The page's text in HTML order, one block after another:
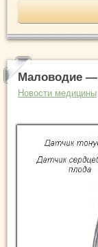
Маловодие
Новости медицины